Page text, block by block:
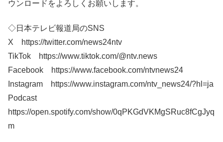
ウンロードをよろしくお願いします。
◇日本テレビ報道局のSNS
X https://twitter.com/news24ntv
TikTok https://www.tiktok.com/@ntv.news
Facebook https://www.facebook.com/ntvnews24
Instagram https://www.instagram.com/ntv_news24/?hl=ja
Podcast
https://open.spotify.com/show/0qPKGdVKMgSRuc8fCgJyq
m